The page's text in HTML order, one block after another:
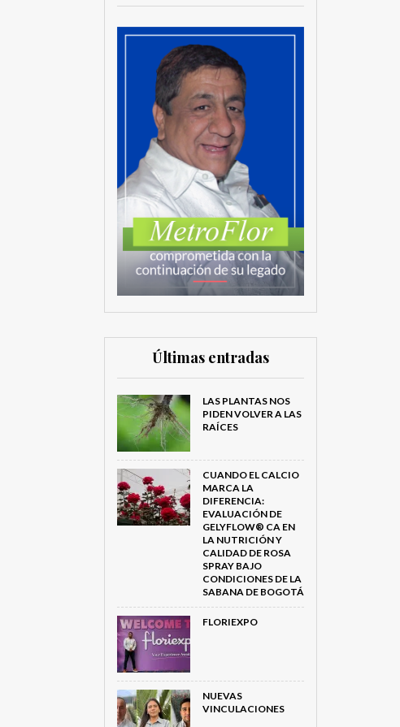
Últimas entradas
LAS PLANTAS NOS
PIDEN VOLVER A LAS
RAÍCES
CUANDO EL CALCIO
MARCA LA
DIFERENCIA:
EVALUACIÓN DE
GELYFLOW® CA EN
LA NUTRICIÓN Y
CALIDAD DE ROSA
SPRAY BAJO
CONDICIONES DE LA
SABANA DE BOGOTÁ
FLORIEXPO
NUEVAS
VINCULACIONES